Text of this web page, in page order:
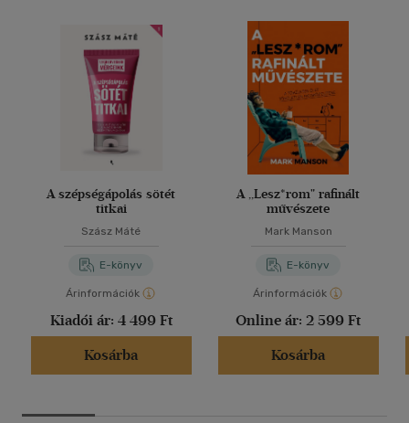
A szépségápolás sötét
titkai
Szász Máté
E-könyv
Árinformációk
Kiadói ár: 4 499 Ft
Kosárba
A ,,Lesz*rom" rafinált
művészete
Mark Manson
E-könyv
Árinformációk
Online ár: 2 599 Ft
Kosárba